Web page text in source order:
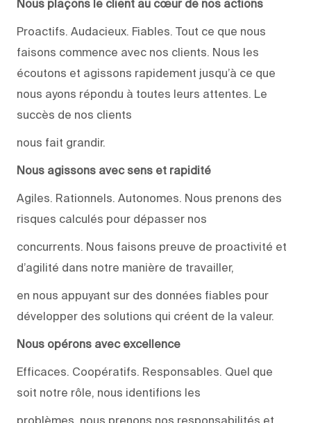
Nous plaçons le client au cœur de nos actions
Proactifs. Audacieux. Fiables. Tout ce que nous
faisons commence avec nos clients. Nous les
écoutons et agissons rapidement jusqu’à ce que
nous ayons répondu à toutes leurs attentes. Le
succès de nos clients
nous fait grandir.
Nous agissons avec sens et rapidité
Agiles. Rationnels. Autonomes. Nous prenons des
risques calculés pour dépasser nos
concurrents. Nous faisons preuve de proactivité et
d’agilité dans notre manière de travailler,
en nous appuyant sur des données fiables pour
développer des solutions qui créent de la valeur.
Nous opérons avec excellence
Efficaces. Coopératifs. Responsables. Quel que
soit notre rôle, nous identifions les
problèmes, nous prenons nos responsabilités et